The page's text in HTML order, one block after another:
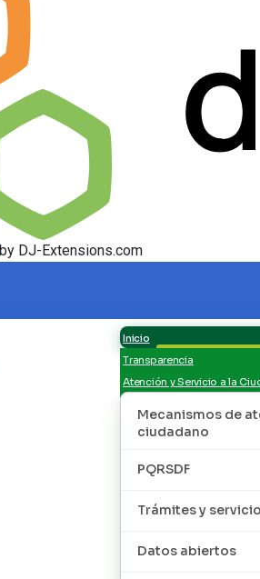
by DJ-Extensions.com
Inicio
Transparencia
Atención y Servicio a la
Mecanismos de
ciudadano
PQRSDF
Trámites y
Datos abiertos